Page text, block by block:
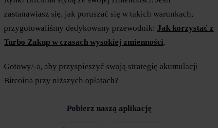
zastanawiasz się, jak poruszać się w takich warunkach,
przygotowaliśmy dedykowany przewodnik: Jak korzystać z
Turbo Zakup w czasach wysokiej zmienności.
Gotowy/-a, aby przyspieszyć swoją strategię akumulacji
Bitcoina przy niższych opłatach?
Pobierz naszą aplikację